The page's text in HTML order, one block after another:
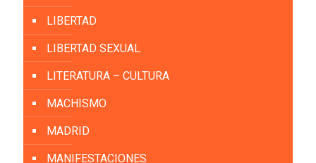
LIBERTAD
LIBERTAD SEXUAL
LITERATURA – CULTURA
MACHISMO
MADRID
MANIFESTACIONES